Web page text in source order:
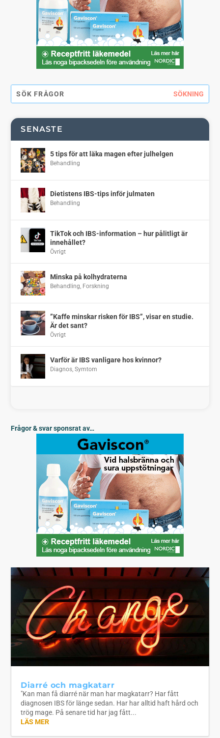
SENASTE
5 tips för att läka magen efter julhelgen
Behandling
Dietistens IBS-tips inför julmaten
Behandling
TikTok och IBS-information – hur pålitligt är
innehållet?
Övrigt
Minska på kolhydraterna
Behandling, Forskning
”Kaffe minskar risken för IBS”, visar en studie.
Är det sant?
Övrigt
Varför är IBS vanligare hos kvinnor?
Diagnos,Symtom
Frågor & svar sponsrat av…
Diarré och magkatarr
"Kan man få diarré när man har magkatarr? Har fått
diagnosen IBS för länge sedan. Har har alltid haft hård och
trög mage. På senare tid har jag fått...
LÄS MER